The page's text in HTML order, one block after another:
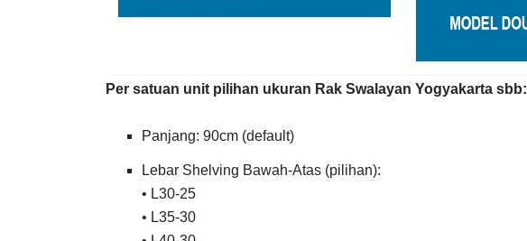
Per satuan unit pilihan ukuran Rak Swalayan Yogyakarta sbb:
Panjang: 90cm (default)
Lebar Shelving Bawah-Atas (pilihan):
• L30-25
• L35-30